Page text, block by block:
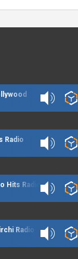
Radio
Hits Radio
Radio